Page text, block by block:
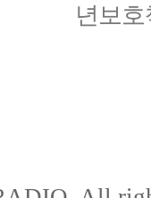
년보